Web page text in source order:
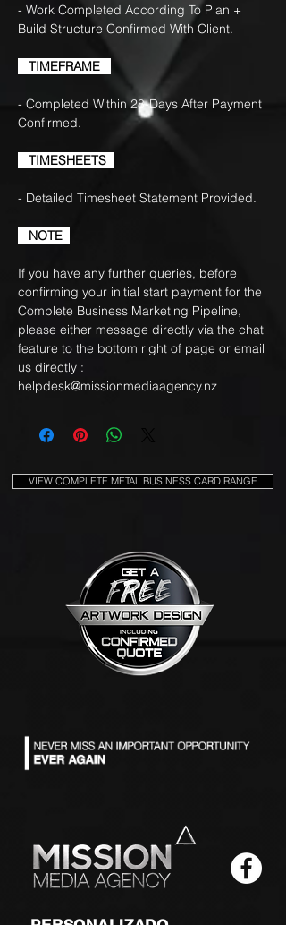
- Work Completed According To Plan +
Build Structure Confirmed With Client.
TIMEFRAME
- Completed Within 28-Days After Payment
Confirmed.
TIMESHEETS
- Detailed Timesheet Statement Provided.
NOTE
If you have any further queries, before
confirming your initial start payment for the
Complete Business Marketing Pipeline,
please either message directly via the chat
feature to the bottom right of page or email
us directly :
helpdesk@missionmediaagency.nz
VIEW COMPLETE METAL BUSINESS CARD RANGE